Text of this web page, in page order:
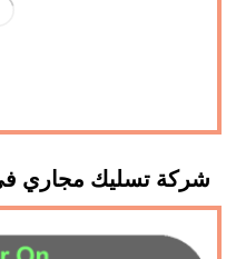
شركة تسليك مجاري في